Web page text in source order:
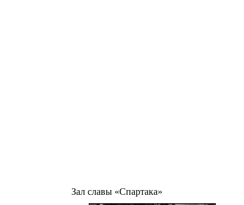
Зал славы «Спартака»